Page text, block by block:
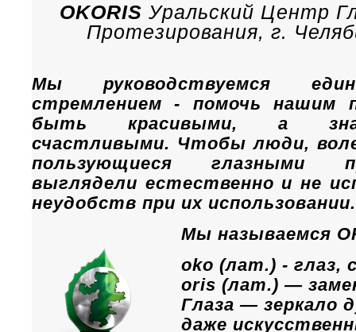
OKORIS Уральский Центр
Протезирования, г.
Мы руководствуемся
стремлением - помочь нашим
быть красивыми, а
счастливыми. Чтобы люди,
пользующиеся глазными
выглядели естественно и не
неудобств при их использовании.
Мы называемся
oko (лат.) - глаз,
оris (лат.) —
Глаза — зеркало
даже